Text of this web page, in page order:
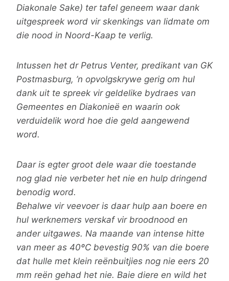
Diakonale Sake) ter tafel geneem waar dank
uitgespreek word vir skenkings van lidmate om
die nood in Noord-Kaap te verlig.
Intussen het dr Petrus Venter, predikant van GK
Postmasburg, ’n opvolgskrywe gerig om hul
dank uit te spreek vir geldelike bydraes van
Gemeentes en Diakonieë en waarin ook
verduidelik word hoe die geld aangewend
word.
Daar is egter groot dele waar die toestande
nog glad nie verbeter het nie en hulp dringend
benodig word.
Behalwe vir veevoer is daar hulp aan boere en
hul werknemers verskaf vir broodnood en
ander uitgawes. Na maande van intense hitte
van meer as 40ºC bevestig 90% van die boere
dat hulle met klein reënbuitjies nog nie eers 20
mm reën gehad het nie. Baie diere en wild het